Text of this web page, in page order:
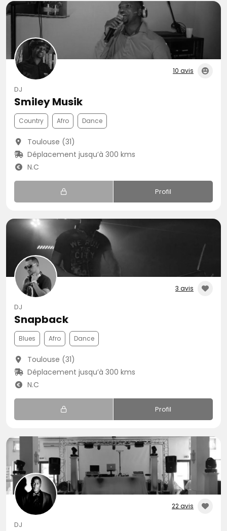
10 avis
DJ
Smiley Musik
Country Afro Dance
Toulouse (31)
Déplacement jusqu’à 300 kms
N.C
Profil
3 avis
DJ
Snapback
Blues Afro Dance
Toulouse (31)
Déplacement jusqu’à 300 kms
N.C
Profil
22 avis
DJ